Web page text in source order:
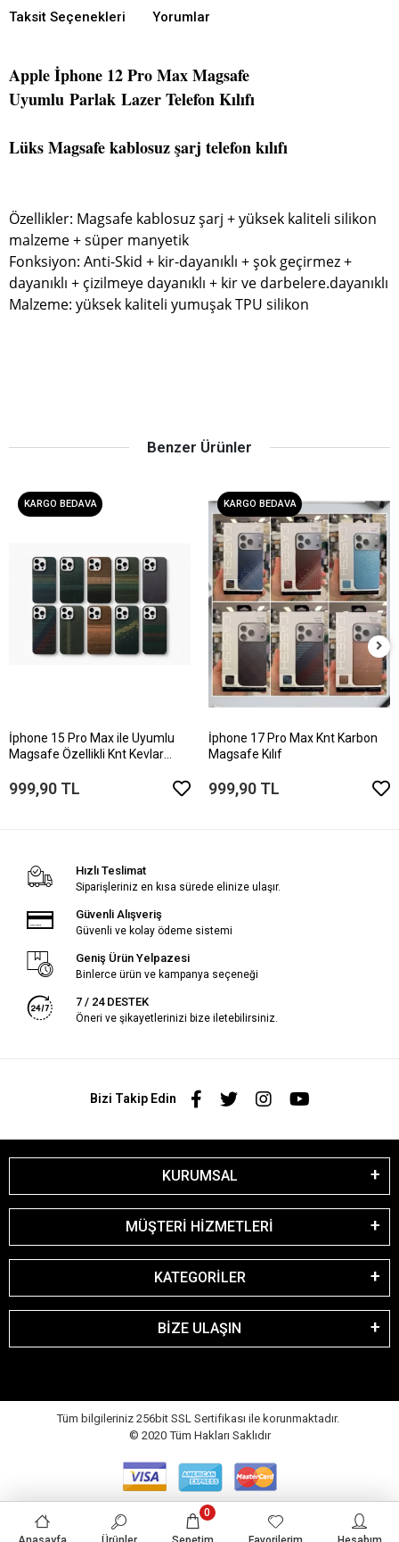
Taksit Seçenekleri Yorumlar
Apple İphone 12 Pro Max Magsafe
Uyumlu Parlak Lazer Telefon Kılıfı
Lüks Magsafe kablosuz şarj telefon kılıfı
Özellikler: Magsafe kablosuz şarj + yüksek kaliteli silikon
malzeme + süper manyetik
Fonksiyon: Anti-Skid + kir-dayanıklı + şok geçirmez +
dayanıklı + çizilmeye dayanıklı + kir ve darbelere.dayanıklı
Malzeme: yüksek kaliteli yumuşak TPU silikon
Benzer Ürünler
KARGO BEDAVA
İphone 15 Pro Max ile Uyumlu
Magsafe Özellikli Knt Kevlar
999,90 TL
KARGO BEDAVA
İphone 17 Pro Max Knt Karbon
Magsafe Kılıf
999,90 TL
Hızlı Teslimat
Siparişleriniz en kısa sürede elinize ulaşır.
Güvenli Alışveriş
Güvenli ve kolay ödeme sistemi
Geniş Ürün Yelpazesi
Binlerce ürün ve kampanya seçeneği
7 / 24 DESTEK
Öneri ve şikayetlerinizi bize iletebilirsiniz.
Bizi Takip Edin
KURUMSAL
MÜŞTERİ HİZMETLERİ
KATEGORİLER
BİZE ULAŞIN
Tüm bilgileriniz 256bit SSL Sertifikası ile korunmaktadır.
© 2020 Tüm Hakları Saklıdır
0